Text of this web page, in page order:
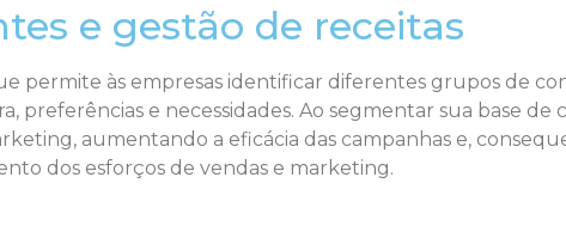
e gestão de receitas
permite às empresas identificar diferentes grupos de
preferências e necessidades. Ao segmentar sua base de
aumentando a eficácia das campanhas e,
dos esforços de vendas e marketing.